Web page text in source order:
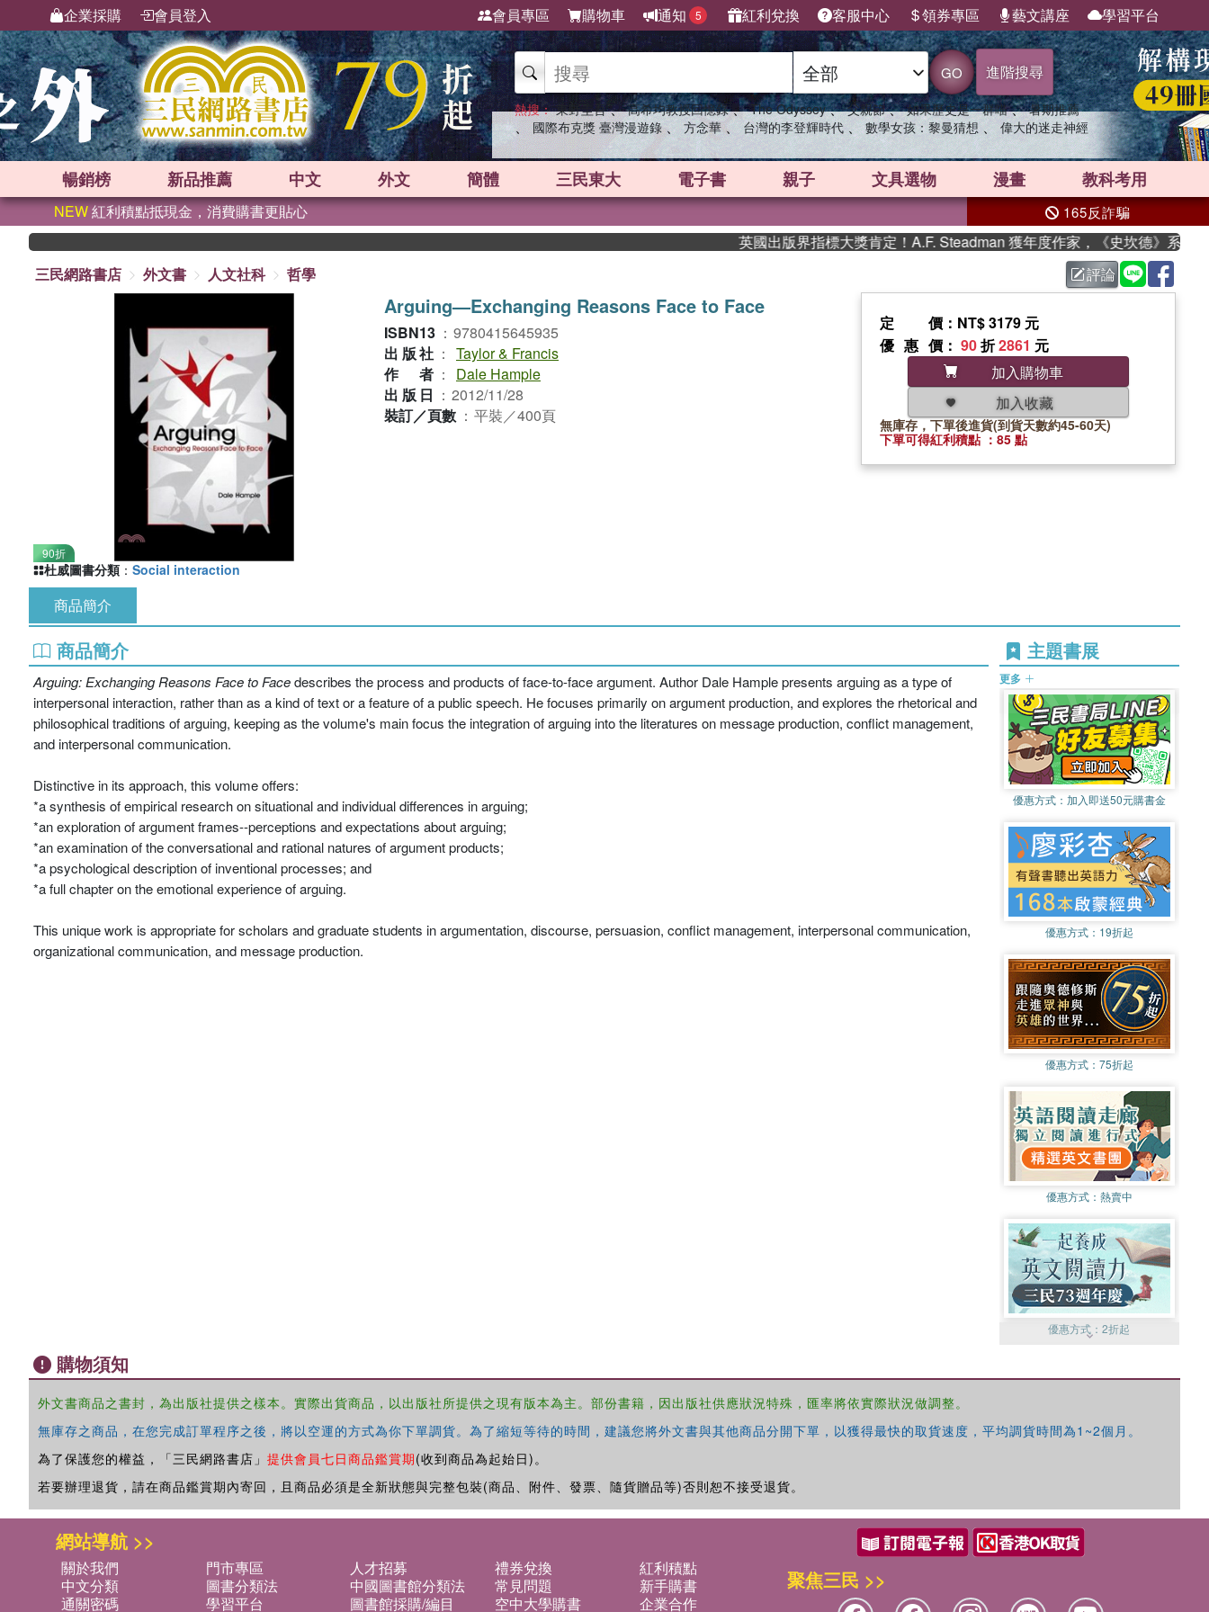
企業採購 會員登入 會員專區 購物車 通知 5 紅利兌換 客服中心 領券專區 藝文講座 學習平台
GO 進階搜尋
熱搜： 東野圭吾 、 高希均教授回憶錄 、 The Odyssey 、 父親節 、 如果歷史是一群喵 、 暑期推薦
、 國際布克獎 臺灣漫遊錄 、 方念華 、 台灣的李登輝時代 、 數學女孩：黎曼猜想 、 偉大的迷走神經
暢銷榜 新品推薦 中文 外文 簡體 三民東大 電子書 親子 文具選物 漫畫 教科考用
NEW紅利積點抵現金，消費購書更貼心 165反詐騙
英國出版界指標大獎肯定！A.F. Steadman 獲年度作家，《史坎德》系列帶你
三民網路書店
外文書 人文社科 哲學 評論
90折
Arguing—Exchanging Reasons Face to Face
ISBN13 ： 9780415645935
出版社 ： Taylor & Francis
作者 ：
Dale Hample
出版日 ： 2012/11/28
裝訂／頁數 ： 平裝／400頁
定價 ：NT$ 3179 元
優惠價 ： 90折2861 元
加入購物車
加入收藏
無庫存，下單後進貨(到貨天數約45-60天)
下單可得紅利積點 ：85 點
杜威圖書分類 ： Social interaction
商品簡介
商品簡介
Arguing: Exchanging Reasons Face to Facedescribes the process and products of face-to-face argument. Author Dale Hample presents arguing as a type of
interpersonal interaction, rather than as a kind of text or a feature of a public speech. He focuses primarily on argument production, and explores the rhetorical and
philosophical traditions of arguing, keeping as the volume's main focus the integration of arguing into the literatures on message production, conflict management,
and interpersonal communication.
Distinctive in its approach, this volume offers:
*a synthesis of empirical research on situational and individual differences in arguing;
*an exploration of argument frames--perceptions and expectations about arguing;
*an examination of the conversational and rational natures of argument products;
*a psychological description of inventional processes; and
*a full chapter on the emotional experience of arguing.
This unique work is appropriate for scholars and graduate students in argumentation, discourse, persuasion, conflict management, interpersonal communication,
organizational communication, and message production.
主題書展
更多
優惠方式： 加入即送50元購書金
優惠方式： 19折起
優惠方式： 75折起
優惠方式： 熱賣中
優惠方式：2折起
購物須知
外文書商品之書封，為出版社提供之樣本。實際出貨商品，以出版社所提供之現有版本為主。部份書籍，因出版社供應狀況特殊，匯率將依實際狀況做調整。
無庫存之商品，在您完成訂單程序之後，將以空運的方式為你下單調貨。為了縮短等待的時間，建議您將外文書與其他商品分開下單，以獲得最快的取貨速度，平均調貨時間為1~2個月。
為了保護您的權益，「三民網路書店」 提供會員七日商品鑑賞期(收到商品為起始日)。
若要辦理退貨，請在商品鑑賞期內寄回，且商品必須是全新狀態與完整包裝(商品、附件、發票、隨貨贈品等)否則恕不接受退貨。
網站導航 >>
關於我們 門市專區 人才招募 禮券兌換
紅利積點
中文分類
圖書分類法 中國圖書館分類法 常見問題
新手購書
通關密碼
學習平台 圖書館採購/編目 空中大學購書
企業合作
聚焦三民 >>